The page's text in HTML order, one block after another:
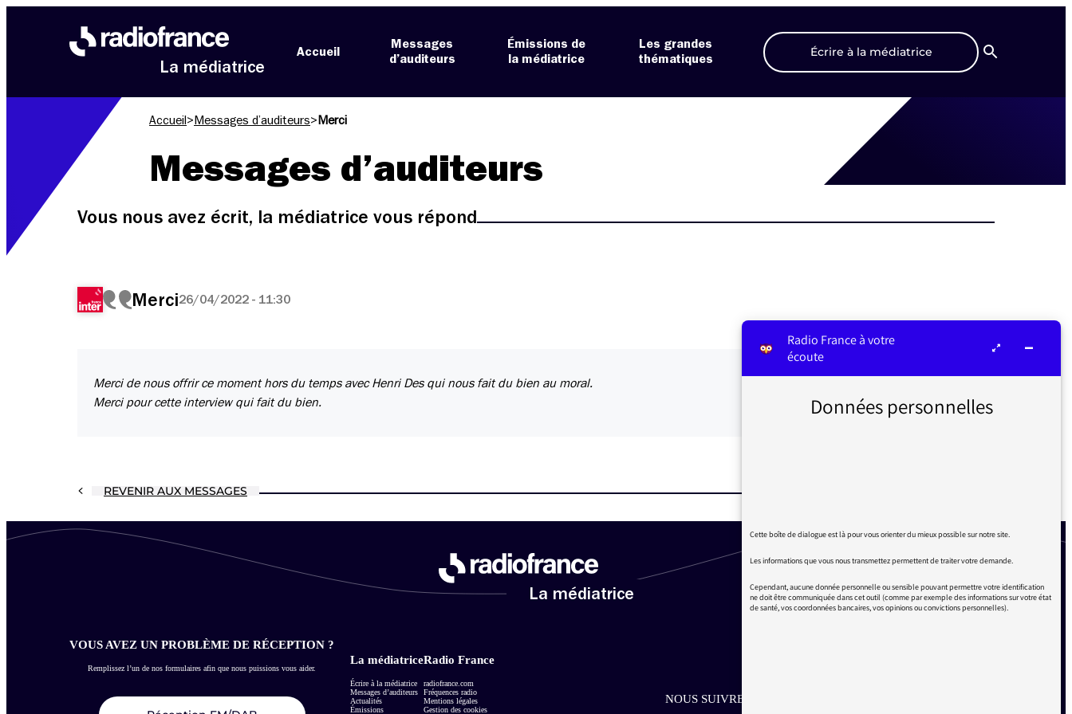
La médiatrice
Accueil
Messages
d’auditeurs
Émissions de
la médiatrice
Les grandes
thématiques
Écrire à la médiatrice
Recherche
Accueil > Messages d’auditeurs> Merci
Messages d’auditeurs
Vous nous avez écrit, la médiatrice vous répond
Merci26/04/2022 - 11:30
Merci de nous offrir ce moment hors du temps avec Henri Des qui nous fait du bien au moral.
Merci pour cette interview qui fait du bien.
REVENIR AUX MESSAGES
La médiatrice
VOUS AVEZ UN PROBLÈME DE RÉCEPTION ?
Remplissez l’un de nos formulaires afin que nous puissions vous aider.
La médiatrice
Écrire à la médiatrice
Messages d’auditeurs
Actualités
Émissions
Radio France
radiofrance.com
Fréquences radio
Mentions légales
Gestion des cookies
NOUS SUIVRE SUR LES RÉSEAUX
Radio France à votre
écoute
Données personnelles
Cette boîte de dialogue est là pour vous orienter du mieux possible sur notre site.
Les informations que vous nous transmettez permettent de traiter votre demande.
Cependant, aucune donnée personnelle ou sensible pouvant permettre votre identification
ne doit être communiquée dans cet outil (comme par exemple des informations sur votre état
de santé, vos coordonnées bancaires, vos opinions ou convictions personnelles).